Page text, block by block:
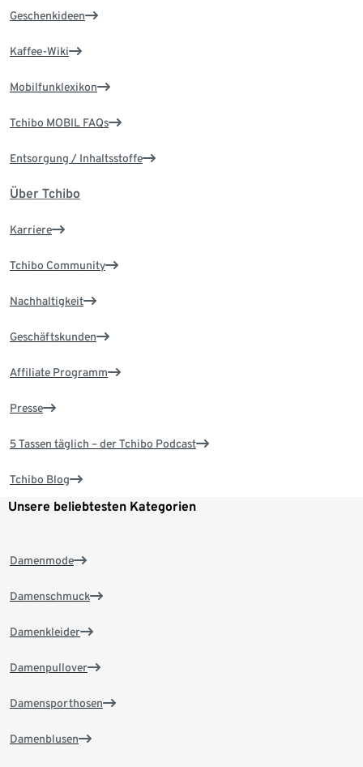
Geschenkideen
Kaffee-Wiki
Mobilfunklexikon
Tchibo MOBIL FAQs
Entsorgung / Inhaltsstoffe
Über Tchibo
Karriere
Tchibo Community
Nachhaltigkeit
Geschäftskunden
Affiliate Programm
Presse
5 Tassen täglich – der Tchibo Podcast
Tchibo Blog
Unsere beliebtesten Kategorien
Damenmode
Damenschmuck
Damenkleider
Damenpullover
Damensporthosen
Damenblusen